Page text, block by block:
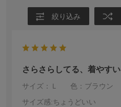
絞り込み
さらさらしてる、着やすい
サイズ：Ｌ
色：ブラウン
サイズ感:ちょうどいい